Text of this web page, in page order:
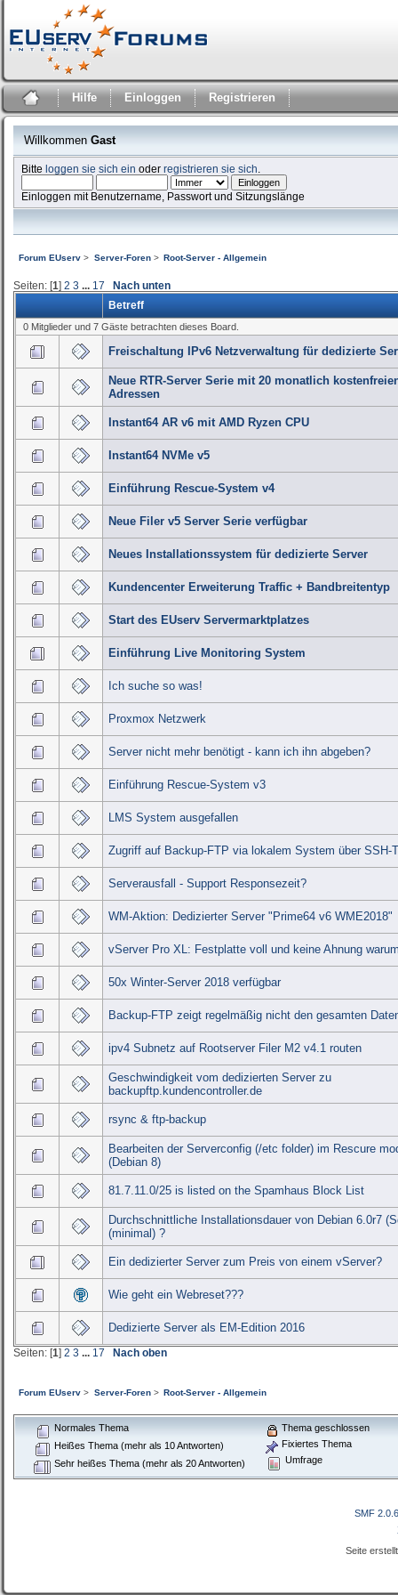
Hilfe Einloggen Registrieren
Willkommen Gast
Bitteloggen sie sich ein oderregistrieren sie sich
Einloggen mit Benutzername, Passwort und Sitzungslänge
Forum EUserv > Server-Foren> Root-Server - Allgemein
Seiten: [1] 2 3 ... 17
Nach unten
Betreff
0 Mitglieder und 7 Gäste betrachten dieses Board.
Freischaltung IPv6 Netzverwaltung für dedizierte
Neue RTR-Server Serie mit 20 monatlich
Adressen
Instant64 AR v6 mit AMD Ryzen CPU
Instant64 NVMe v5
Einführung Rescue-System v4
Neue Filer v5 Server Serie verfügbar
Neues Installationssystem für dedizierte Server
Kundencenter Erweiterung Traffic + Bandbreitentyp
Start des EUserv Servermarktplatzes
Einführung Live Monitoring System
Ich suche so was!
Proxmox Netzwerk
Server nicht mehr benötigt - kann ich ihn abgeben?
Einführung Rescue-System v3
LMS System ausgefallen
Zugriff auf Backup-FTP via lokalem System über SSH-
Serverausfall - Support Responsezeit?
WM-Aktion: Dedizierter Server "Prime64 v6 WME2018"
vServer Pro XL: Festplatte voll und keine Ahnung
50x Winter-Server 2018 verfügbar
Backup-FTP zeigt regelmäßig nicht den gesamten
ipv4 Subnetz auf Rootserver Filer M2 v4.1 routen
Geschwindigkeit vom dedizierten Server zu
backupftp.kundencontroller.de
rsync & ftp-backup
Bearbeiten der Serverconfig (/etc folder) im Rescure
(Debian 8)
81.7.11.0/25 is listed on the Spamhaus Block List
Durchschnittliche Installationsdauer von Debian 6.0r7
(minimal) ?
Ein dedizierter Server zum Preis von einem vServer?
Wie geht ein Webreset???
Dedizierte Server als EM-Edition 2016
Seiten: [1] 2 3 ... 17 Nach oben
Forum EUserv > Server-Foren> Root-Server - Allgemein
Normales Thema
Heißes Thema (mehr als 10 Antworten)
Sehr heißes Thema (mehr als 20 Antworten)
Thema geschlossen
Fixiertes Thema
Umfrage
SMF 2.0.6
Seite